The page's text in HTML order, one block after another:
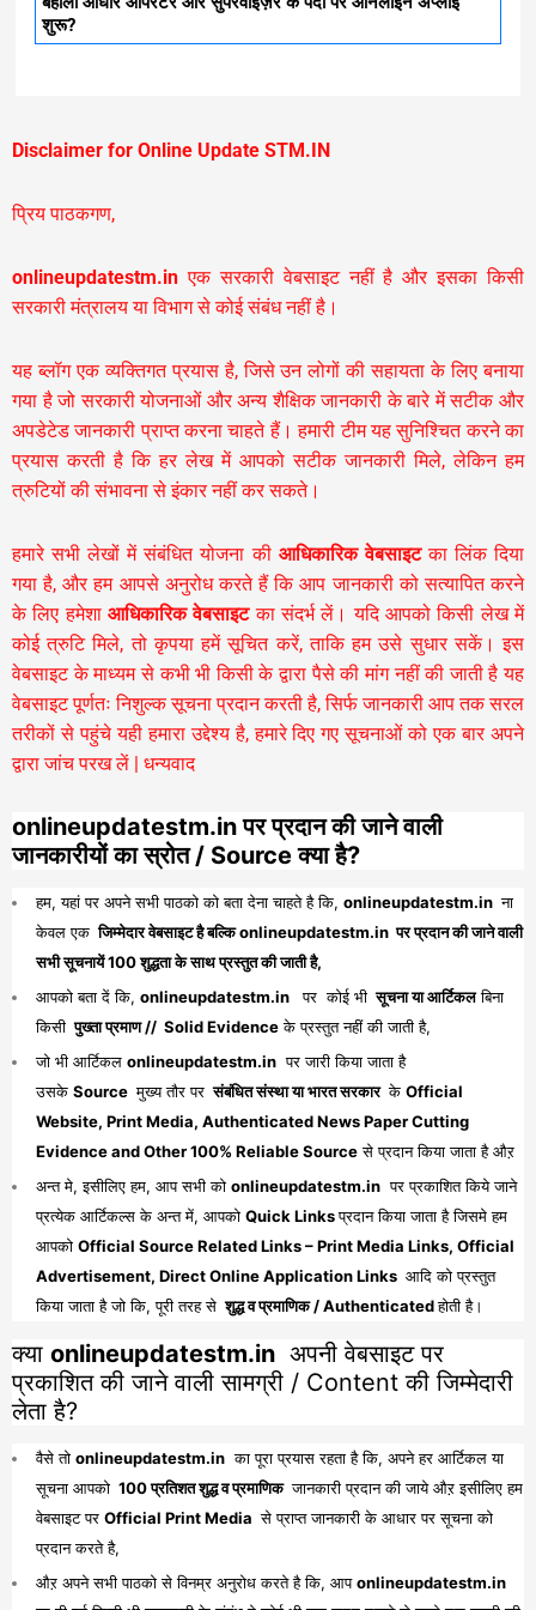
शुरू?
Disclaimer for Online Update STM.IN
प्रिय पाठकगण,
onlineupdatestm.in एक सरकारी वेबसाइट नहीं है और इसका किसी
सरकारी मंत्रालय या विभाग से कोई संबंध नहीं है।
यह ब्लॉग एक व्यक्तिगत प्रयास है, जिसे उन लोगों की सहायता के लिए बनाया
गया है जो सरकारी योजनाओं और अन्य शैक्षिक जानकारी के बारे में सटीक और
अपडेटेड जानकारी प्राप्त करना चाहते हैं। हमारी टीम यह सुनिश्चित करने का
प्रयास करती है कि हर लेख में आपको सटीक जानकारी मिले, लेकिन हम
त्रुटियों की संभावना से इंकार नहीं कर सकते।
हमारे सभी लेखों में संबंधित योजना की आधिकारिक वेबसाइटका लिंक दिया
गया है, और हम आपसे अनुरोध करते हैं कि आप जानकारी को सत्यापित करने
के लिए हमेशा आधिकारिक वेबसाइटका संदर्भ लें। यदि आपको किसी लेख में
कोई त्रुटि मिले, तो कृपया हमें सूचित करें, ताकि हम उसे सुधार सकें। इस
वेबसाइट के माध्यम से कभी भी किसी के द्वारा पैसे की मांग नहीं की जाती है यह
वेबसाइट पूर्णतः निशुल्क सूचना प्रदान करती है,सिर्फ जानकारी आप तक सरल
तरीकों से पहुंचे यही हमारा उद्देश्य है, हमारे दिए गए सूचनाओं को एक बार अपने
द्वारा जांच परख लें | धन्यवाद
onlineupdatestm.in पर प्रदान की जाने वाली
जानकारीयों का स्रोत / Source क्या है?
हम, यहां पर अपने सभी पाठको को बता देना चाहते है कि, onlineupdatestm.in ना
केवल एक जिम्मेदार वेबसाइट है बल्कि onlineupdatestm.in पर प्रदान की जाने वाली
सभी सूचनायें 100 शुद्धता के साथ प्रस्तुत की जाती है,
आपको बता दें कि, onlineupdatestm.in पर कोई भी सूचना या आर्टिकलबिना
किसी पुख्ता प्रमाण // Solid Evidenceके प्रस्तुत नहीं की जाती है,
जो भी आर्टिकल onlineupdatestm.in पर जारी किया जाता है
उसके Source मुख्य तौर पर संबंधित संस्था या भारत सरकार के Official
Website, Print Media, Authenticated News Paper Cutting
Evidence and Other 100% Reliable Sourceसे प्रदान किया जाता है औऱ
अन्त मे, इसीलिए हम, आप सभी को onlineupdatestm.in पर प्रकाशित किये जाने
प्रत्येक आर्टिकल्स के अन्त में, आपको Quick Linksप्रदान किया जाता है जिसमे हम
आपको Official Source Related Links – Print Media Links, Official
Advertisement, Direct Online Application Links आदि को प्रस्तुत
किया जाता है जो कि, पूरी तरह से शुद्ध व प्रमाणिक / Authenticatedहोती है।
क्या onlineupdatestm.in अपनी वेबसाइट पर
प्रकाशित की जाने वाली सामग्री / Content की जिम्मेदारी
लेता है?
वैसे तो onlineupdatestm.in का पूरा प्रयास रहता है कि, अपने हर आर्टिकल या
सूचना आपको 100 प्रतिशत शुद्ध व प्रमाणिक जानकारी प्रदान की जाये औऱ इसीलिए हम
वेबसाइट पर Official Print Media से प्राप्त जानकारी के आधार पर सूचना को
प्रदान करते है,
औऱ अपने सभी पाठको से विनम्र अनुरोध करते है कि, आपonlineupdatestm.in